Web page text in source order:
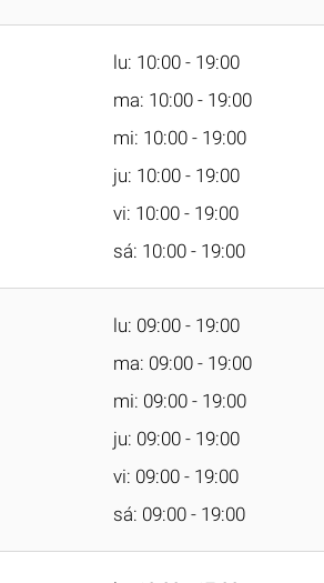
lu: 10:00 - 19:00
ma: 10:00 - 19:00
mi: 10:00 - 19:00
ju: 10:00 - 19:00
vi: 10:00 - 19:00
sá: 10:00 - 19:00
lu: 09:00 - 19:00
ma: 09:00 - 19:00
mi: 09:00 - 19:00
ju: 09:00 - 19:00
vi: 09:00 - 19:00
sá: 09:00 - 19:00